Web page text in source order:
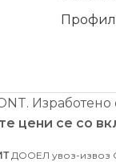
Профил
Изработено
цени се со
ДООЕЛ увоз-извоз